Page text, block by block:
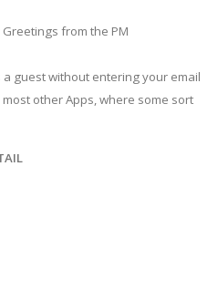
from the PM
guest without entering your email
other Apps, where some sort